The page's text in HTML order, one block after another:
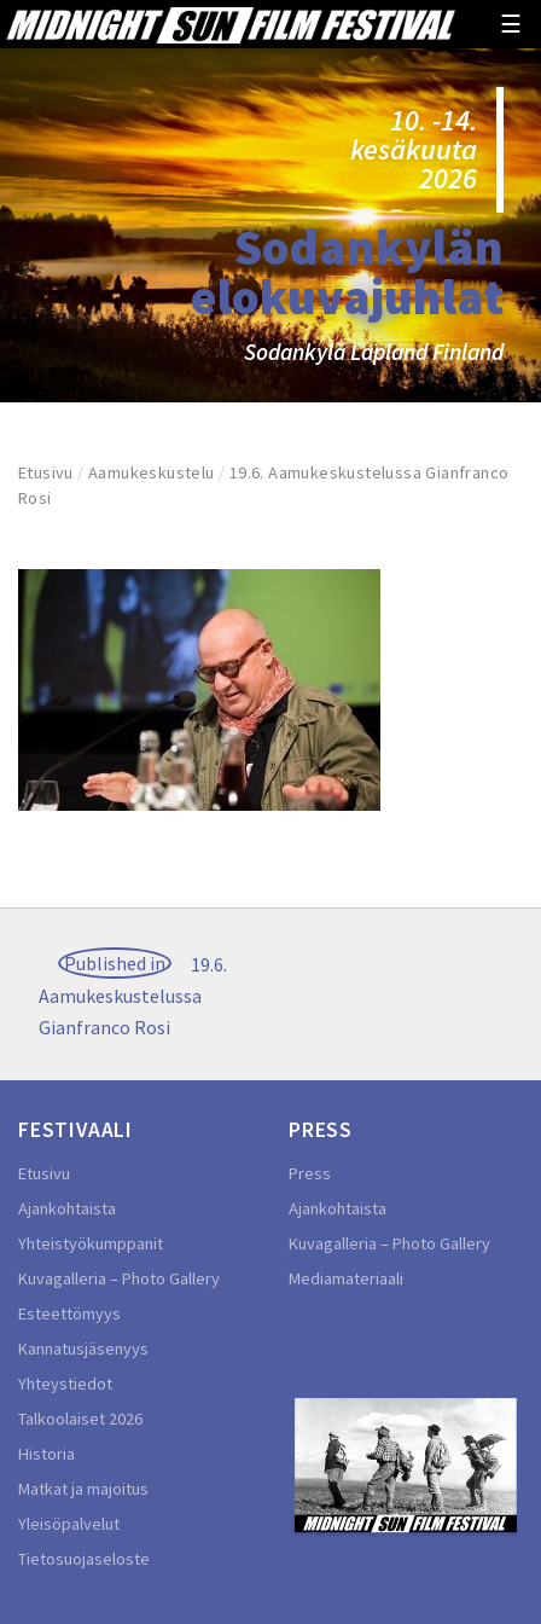
☰
10. -14.
kesäkuuta
2026
Sodankylän
elokuvajuhlat
Sodankylä Lapland Finland
Etusivu /Aamukeskustelu / 19.6. Aamukeskustelussa Gianfranco
Rosi
Artikkelien
selaus
Published in
19.6.
Aamukeskustelussa
Gianfranco Rosi
FESTIVAALI
Etusivu
Ajankohtaista
Yhteistyökumppanit
Kuvagalleria – Photo Gallery
Esteettömyys
Kannatusjäsenyys
Yhteystiedot
Talkoolaiset 2026
Historia
Matkat ja majoitus
Yleisöpalvelut
Tietosuojaseloste
PRESS
Press
Ajankohtaista
Kuvagalleria – Photo Gallery
Mediamateriaali